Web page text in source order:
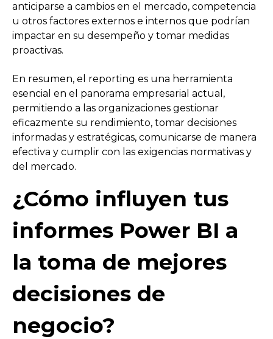
anticiparse a cambios en el mercado, competencia
u otros factores externos e internos que podrían
impactar en su desempeño y tomar medidas
proactivas.
En resumen, el reporting es una herramienta
esencial en el panorama empresarial actual,
permitiendo a las organizaciones gestionar
eficazmente su rendimiento, tomar decisiones
informadas y estratégicas, comunicarse de manera
efectiva y cumplir con las exigencias normativas y
del mercado.
¿Cómo influyen tus
informes Power BI a
la toma de mejores
decisiones de
negocio?